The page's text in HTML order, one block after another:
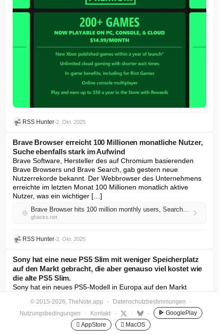
RSS Hunter•2. Okt. 2025
Brave Browser erreicht 100 Millionen monatliche Nutzer,
Suche ebenfalls stark im Aufwind
Brave Software, Hersteller des auf Chromium basierenden
Brave Browsers und Brave Search, gab gestern neue
Nutzerrekorde bekannt. Der Webbrowser des Unternehmens
erreichte im letzten Monat 100 Millionen monatlich aktive
Nutzer, was ein wichtiger […]
Brave Browser hits 100 million monthly users, Search also surging
ghacks.net
RSS Hunter•2. Okt. 2025
Sony hat eine neue PS5 Slim mit weniger Speicherplatz
auf den Markt gebracht, die aber genauso viel kostet wie
die alte PS5 Slim.
Sony hat ein neues PS5-Modell in Europa auf den Markt
kostet aber genauso viel. Sie haben richtig gelesen.
Willkommen in der Welt der bizarren Konsolen […]
© 2015-2026, TheNote.app · Datenschutzbestimmungen
·
Nutzungsbedingungen
· Kontakt · · ·
GooglePlay
 AppStore
 MacOS